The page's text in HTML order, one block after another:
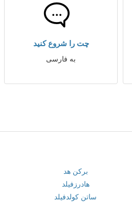
چت را شروع کنید
به فارسی
برکن هد
هادرزفیلد
ساتن کولدفیلد